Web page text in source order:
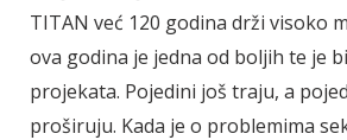
TITAN već 120 godina drži visoko
ova godina je jedna od boljih te je
projekata. Pojedini još traju, a
proširuju. Kada je o problemima